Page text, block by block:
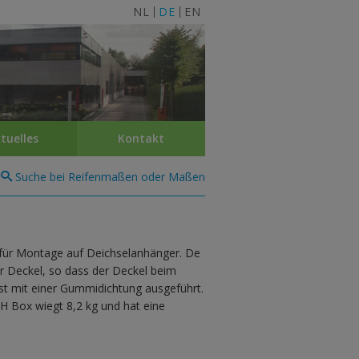
NL DE EN
Kontakt
Suche bei Reifenmaßen oder Maßen
Montage auf Deichselanhänger. De
so dass der Deckel beim
mit einer Gummidichtung ausgeführt.
Box wiegt 8,2 kg und hat eine